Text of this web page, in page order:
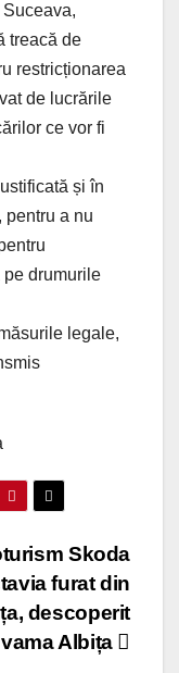
treacă de
restricționarea
de lucrările
ce vor fi
și în
pentru a nu
drumurile
legale,
Skoda
furat din
descoperit
vama Albița